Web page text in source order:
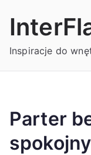
Inspiracje do
Parter